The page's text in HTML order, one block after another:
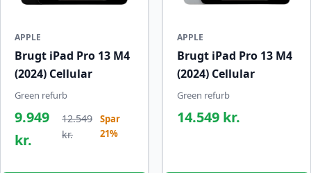
APPLE
Brugt iPad Pro 13 M4
(2024) Cellular
Green refurb
9.949
kr.
12.549
kr.
Spar
21%
APPLE
Brugt iPad Pro 13 M4
(2024) Cellular
Green refurb
14.549 kr.